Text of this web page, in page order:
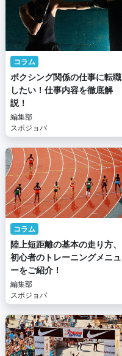
コラム
ボクシング関係の仕事に転職
したい！仕事内容を徹底解
説！
編集部
スポジョバ
コラム
陸上短距離の基本の走り方、
初心者のトレーニングメニュ
ーをご紹介！
編集部
スポジョバ